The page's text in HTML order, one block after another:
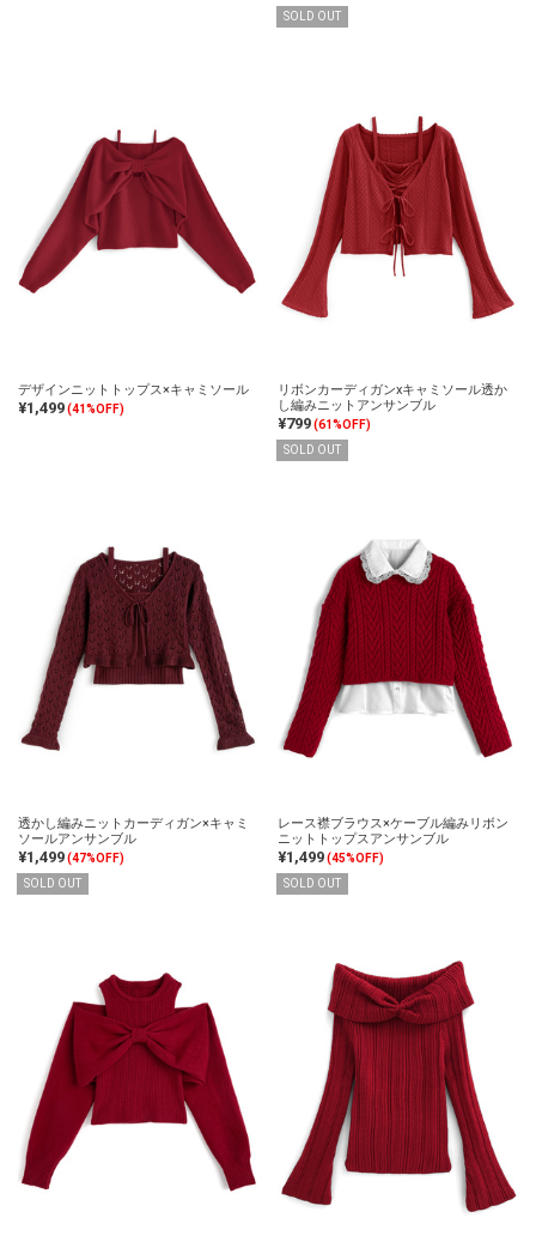
SOLD OUT
デザインニットトップス×キャミソール
¥1,499(41%OFF)
リボンカーディガンxキャミソール透か
し編みニットアンサンブル
¥799(61%OFF)
SOLD OUT
透かし編みニットカーディガン×キャミ
ソールアンサンブル
¥1,499(47%OFF)
SOLD OUT
レース襟ブラウス×ケーブル編みリボン
ニットトップスアンサンブル
¥1,499(45%OFF)
SOLD OUT